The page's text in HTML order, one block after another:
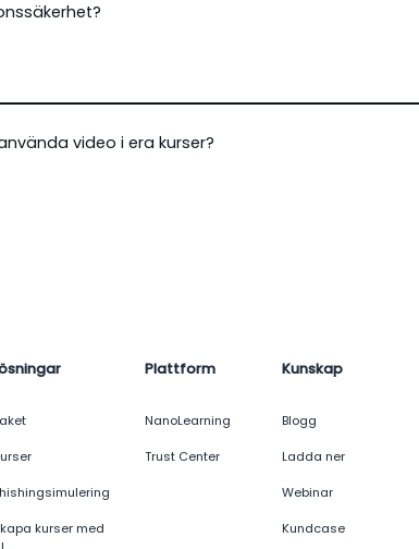
video i era kurser?
kurser med
Plattform
NanoLearning
Trust Center
Kunskap
Blogg
Ladda ner
Webinar
Kundcase